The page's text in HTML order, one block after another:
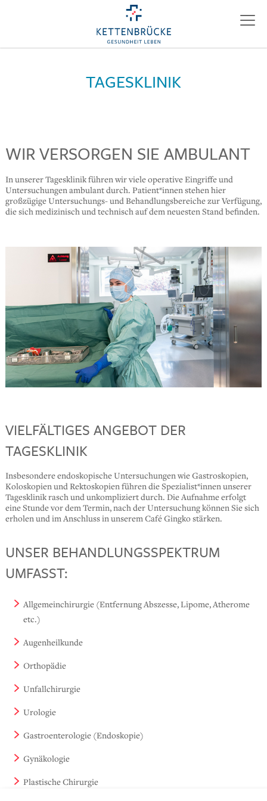
TAGESKLINIK
WIR VERSORGEN SIE AMBULANT
In unserer Tagesklinik führen wir viele operative Eingriffe und
Untersuchungen ambulant durch. Patient*innen stehen hier
großzügige Untersuchungs- und Behandlungsbereiche zur Verfügung,
die sich medizinisch und technisch auf dem neuesten Stand befinden.
VIELFÄLTIGES ANGEBOT DER
TAGESKLINIK
Insbesondere endoskopische Untersuchungen wie Gastroskopien,
Koloskopien und Rektoskopien führen die Spezialist*innen unserer
Tagesklinik rasch und unkompliziert durch. Die Aufnahme erfolgt
eine Stunde vor dem Termin, nach der Untersuchung können Sie sich
erholen und im Anschluss in unserem Café Gingko stärken.
UNSER BEHANDLUNGSSPEKTRUM
UMFASST:
Allgemeinchirurgie (Entfernung Abszesse, Lipome, Atherome
etc.)
Augenheilkunde
Orthopädie
Unfallchirurgie
Urologie
Gastroenterologie (Endoskopie)
Gynäkologie
Plastische Chirurgie